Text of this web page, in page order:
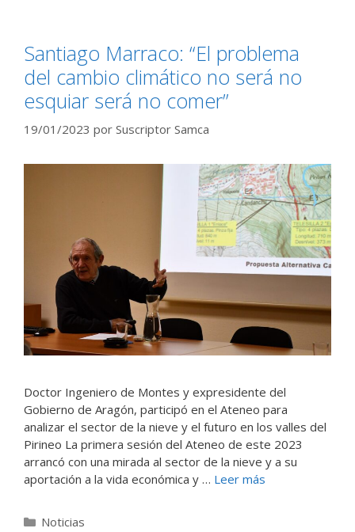
Santiago Marraco: “El problema
del cambio climático no será no
esquiar será no comer”
19/01/2023 por Suscriptor Samca
Doctor Ingeniero de Montes y expresidente del
Gobierno de Aragón, participó en el Ateneo para
analizar el sector de la nieve y el futuro en los valles del
Pirineo La primera sesión del Ateneo de este 2023
arrancó con una mirada al sector de la nieve y a su
aportación a la vida económica y … Leer más
Categorías
Noticias